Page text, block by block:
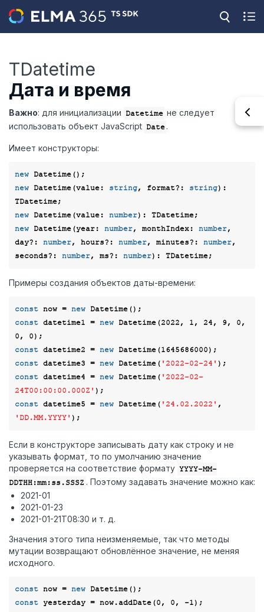
TDatetime
Дата и время
Важно: для инициализации Datetime не следует
использовать объект JavaScript Date .
Имеет конструкторы:
new
new Datetime(value: string, format?: string):
new Datetime(value: number
new Datetime(year: number, monthIndex: number,
day?: number, hours?: number, minutes?: number,
seconds?: number, ms?: number
Примеры создания объектов даты-времени:
const now = new
const datetime1 = new Datetime(2022, 1, 24, 9, 0
0, 0
const datetime2 = new Datetime(1645686000
const datetime3 = new Datetime( '2022-02-24'
const datetime4 = new Datetime( '2022-02-
24T00:00:00.000Z'
const datetime5 = new Datetime( '24.02.2022'
'DD.MM.YYYY'
Если в конструкторе записывать дату как строку и не
указывать формат, то по умолчанию значение
проверяется на соответствие формату YYYY-MM-
DDTHH:mm:ss.SSSZ . Поэтому задавать значение можно как:
2021-01
2021-01-23
2021-01-21T08:30 и т. д.
Значения этого типа неизменяемые, так что методы
мутации возвращают обновлённое значение, не меняя
исходного.
const now = new
const yesterday = now.addDate(0, 0, -1);